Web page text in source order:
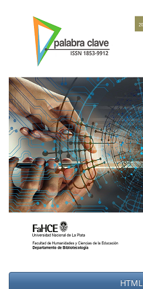
Barra
lateral
artículo
HTML